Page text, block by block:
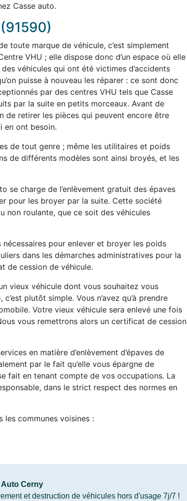
Casse auto.
toute marque de véhicule, c’est simplement
VHU ; elle dispose donc d’un espace où elle
véhicules qui ont été victimes d’accidents
puisse à nouveau les réparer : ce sont donc
par des centres VHU tels que Casse
par la suite en petits morceaux. Avant de
de retirer les pièces qui peuvent encore être
en ont besoin.
de tout genre ; même les utilitaires et poids
de différents modèles sont ainsi broyés, et les
se charge de l’enlèvement gratuit des épaves
pour les broyer par la suite. Cette société
non roulante, que ce soit des véhicules
pour enlever et broyer les poids
dans les démarches administratives pour la
de cession de véhicule.
vieux véhicule dont vous souhaitez vous
plutôt simple. Vous n’avez qu’à prendre
Votre vieux véhicule sera enlevé une fois
vous remettrons alors un certificat de cession
en matière d’enlèvement d’épaves de
par le fait qu’elle vous épargne de
fait en tenant compte de vos occupations. La
dans le strict respect des normes en
les communes voisines :
Auto Cerny
et destruction de véhicules hors d'usage 7j/7 !